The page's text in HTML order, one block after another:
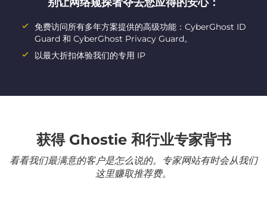
免费访问所有多年方案提供的高级功能：CyberGhost ID
Guard 和 CyberGhost Privacy Guard。
以最大折扣体验我们的专用 IP
获得 Ghostie 和行业专家背书
看看我们最满意的客户是怎么说的。专家网站有时会从我们
这里赚取推荐费。